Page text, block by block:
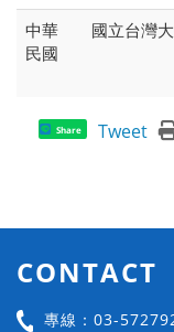
中華
民國
國立台灣
Share Tweet
CONTACT
專線：03-